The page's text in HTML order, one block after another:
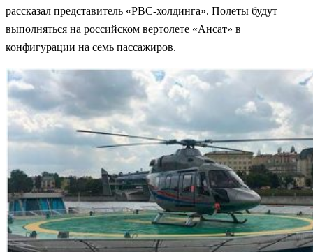
рассказал представитель «РВС-холдинга». Полеты будут
выполняться на российском вертолете «Ансат» в
конфигурации на семь пассажиров.